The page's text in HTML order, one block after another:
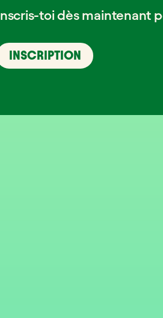
Inscris-toi dès maintenant
INSCRIPTION